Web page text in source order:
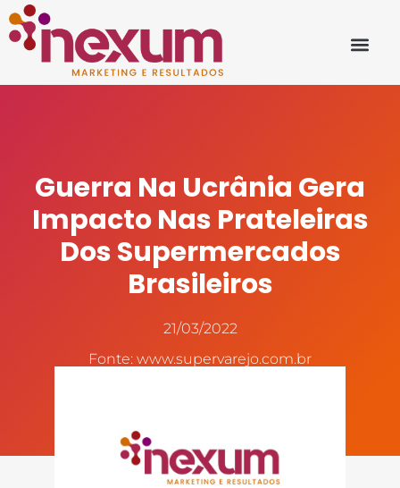
Guerra Na Ucrânia Gera
Impacto Nas Prateleiras
Dos Supermercados
Brasileiros
21/03/2022
Fonte: www.supervarejo.com.br